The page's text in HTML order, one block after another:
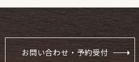
お問い合わせ・予約受付